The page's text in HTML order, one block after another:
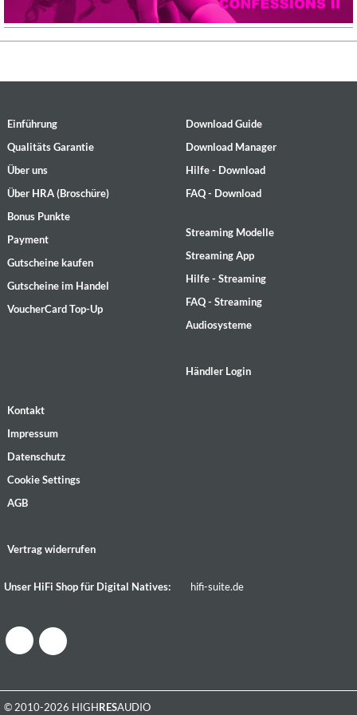
Einführung
Qualitäts Garantie
Über uns
Über HRA (Broschüre)
Bonus Punkte
Payment
Gutscheine kaufen
Gutscheine im Handel
VoucherCard Top-Up
Download Guide
Download Manager
Hilfe - Download
FAQ - Download
Streaming Modelle
Streaming App
Hilfe - Streaming
FAQ - Streaming
Audiosysteme
Händler Login
Kontakt
Impressum
Datenschutz
Cookie Settings
AGB
Vertrag widerrufen
Unser HiFi Shop für Digital Natives: hifi-suite.de
© 2010-2026 HIGHRESAUDIO